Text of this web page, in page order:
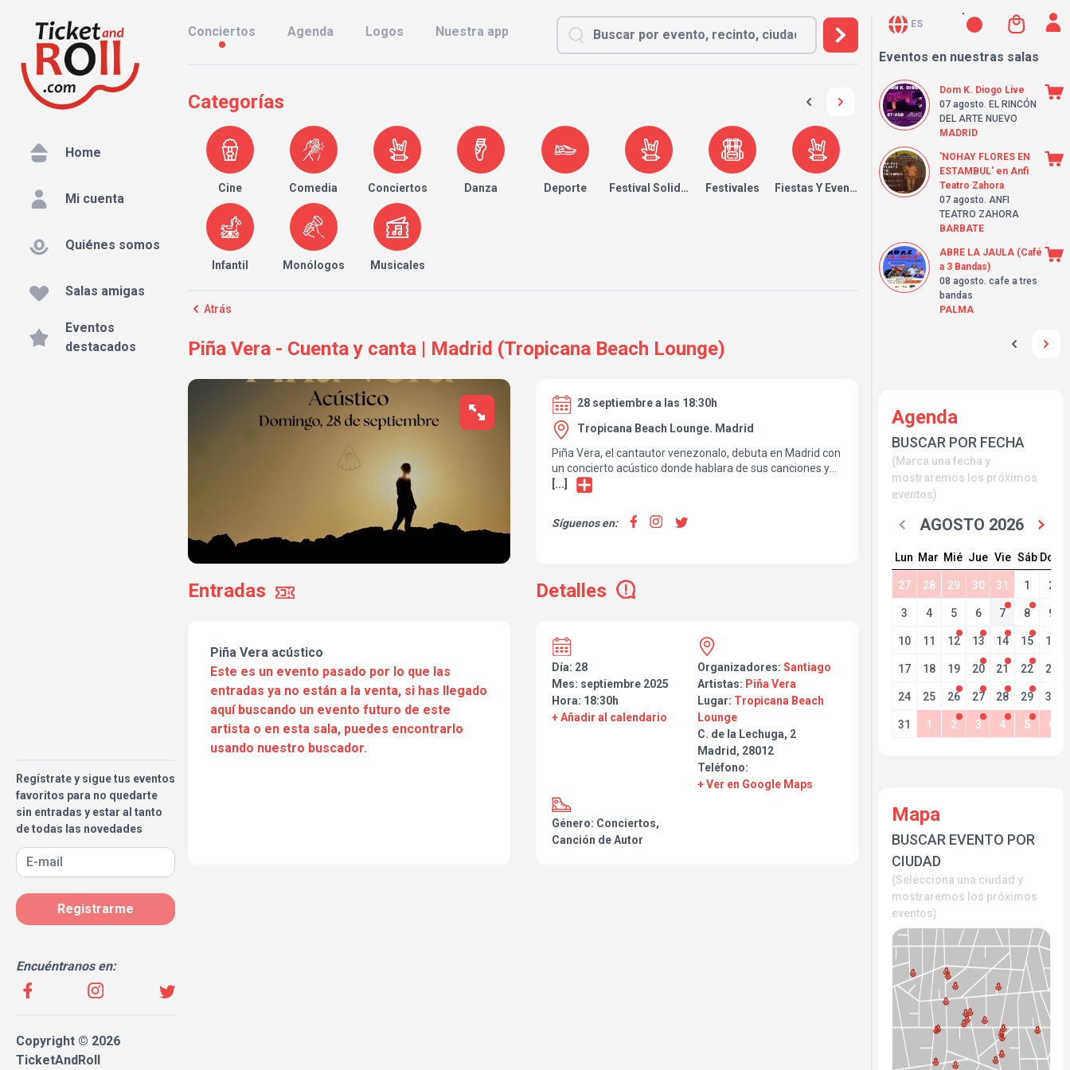
Home
Mi cuenta
Quiénes somos
Salas amigas
Eventos
destacados
Regístrate y sigue tus eventos
favoritos para no quedarte
sin entradas y estar al tanto
de todas las novedades
Registrarme
Encuéntranos en:
Copyright © 2026
TicketAndRoll
Conciertos Agenda Logos Nuestra app
Categorías
Cine Comedia Conciertos Danza Deporte Festival Solidario Festivales Fiestas Y Eventos
Infantil Monólogos Musicales
Atrás
Piña Vera - Cuenta y canta | Madrid (Tropicana Beach Lounge)
28 septiembre a las 18:30h
Tropicana Beach Lounge. Madrid
Piña Vera, el cantautor venezonalo, debuta en Madrid con
un concierto acústico donde hablara de sus canciones y
futuro del proyecto
[...]
Síguenos en:
Entradas Detalles
Piña Vera acústico
Este es un evento pasado por lo que las
entradas ya no están a la venta, si has llegado
aquí buscando un evento futuro de este
artista o en esta sala, puedes encontrarlo
usando nuestro buscador.
Día: 28
Mes: septiembre 2025
Hora: 18:30h
+ Añadir al calendario
Organizadores: Santiago
Artistas: Piña Vera
Lugar: Tropicana Beach
Lounge
C. de la Lechuga, 2
Madrid, 28012
Teléfono:
+ Ver en Google Maps
Género: Conciertos,
Canción de Autor
ES
Eventos en nuestras salas
Dom K. Diogo Live
07 agosto. EL RINCÓN
DEL ARTE NUEVO
MADRID
'NOHAY FLORES EN
ESTAMBUL' en Anfi
Teatro Zahora
07 agosto. ANFI
TEATRO ZAHORA
BARBATE
ABRE LA JAULA (Café
a 3 Bandas)
08 agosto. cafe a tres
bandas
PALMA
Agenda
BUSCAR POR FECHA
(Marca una fecha y
mostraremos los próximos
eventos)
AGOSTO 2026
Lun Mar Mié Jue Vie Sáb Dom
27 28 29 30 31 1 2
3 4 5 6 7 8 9
10 11 12 13 14 15 16
17 18 19 20 21 22 23
24 25 26 27 28 29 30
31 1 2 3 4 5 6
Mapa
BUSCAR EVENTO POR
CIUDAD
(Selecciona una ciudad y
mostraremos los próximos
eventos)